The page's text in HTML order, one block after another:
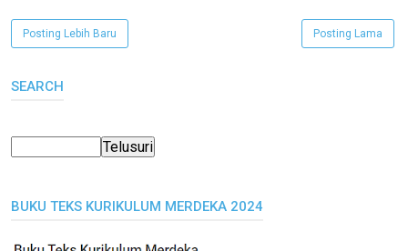
Posting Lebih Baru Posting Lama
SEARCH
BUKU TEKS KURIKULUM MERDEKA 2024